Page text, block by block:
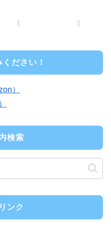
ださい！
）
検索
ンク